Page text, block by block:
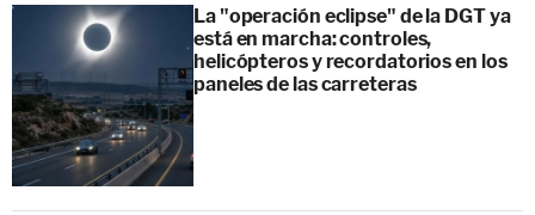
La "operación eclipse" de la DGT ya
está en marcha: controles,
helicópteros y recordatorios en los
paneles de las carreteras